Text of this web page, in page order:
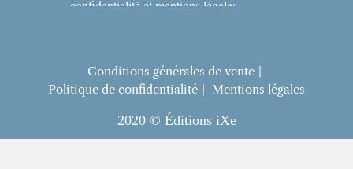
Conditions générales de vente
Politique de confidentialité
Mentions légales
2020 © Éditions iXe